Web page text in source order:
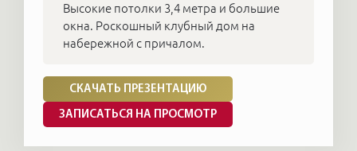
Высокие потолки 3,4 метра и большие
окна. Роскошный клубный дом на
набережной с причалом.
СКАЧАТЬ ПРЕЗЕНТАЦИЮ
ЗАПИСАТЬСЯ НА ПРОСМОТР